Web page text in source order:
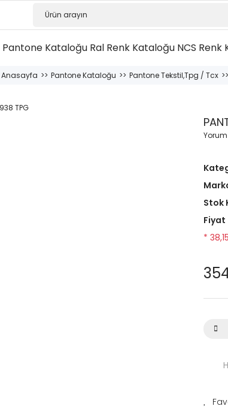
Pantone Kataloğu Ral Renk Kataloğu NCS
Anasayfa Pantone Kataloğu Pantone Tekstil,Tpg / Tcx
Stok
Fiyat
*